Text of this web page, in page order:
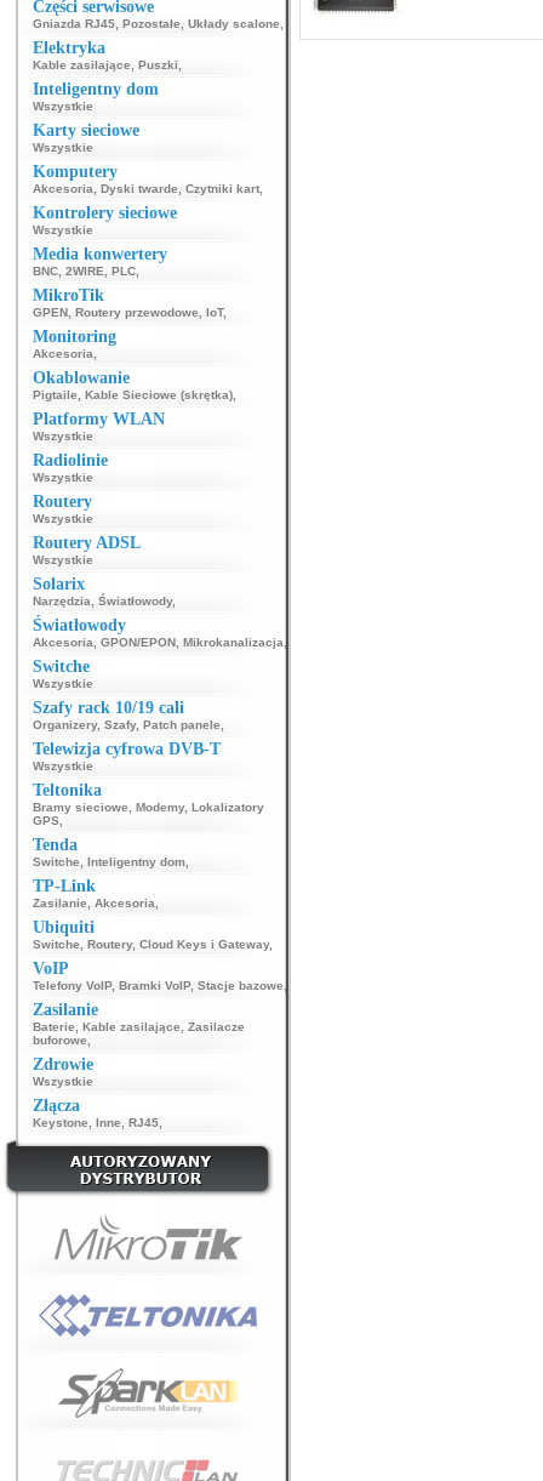
Części serwisowe
Gniazda RJ45 Pozostałe Układy scalone
Elektryka
Kable zasilające Puszki
Inteligentny dom
Wszystkie
Karty sieciowe
Wszystkie
Komputery
Akcesoria Dyski twarde Czytniki kart
Kontrolery sieciowe
Wszystkie
Media konwertery
BNC 2WIRE PLC
MikroTik
GPEN Routery przewodowe IoT,
Monitoring
Akcesoria
Okablowanie
Pigtaile Kable Sieciowe (skrętka)
Platformy WLAN
Wszystkie
Radiolinie
Wszystkie
Routery
Wszystkie
Routery ADSL
Wszystkie
Solarix
Narzędzia Światłowody,
Światłowody
Akcesoria GPON/EPON Mikrokanalizacja
Switche
Wszystkie
Szafy rack 10/19 cali
Organizery, Szafy, Patch panele
Telewizja cyfrowa DVB-T
Wszystkie
Teltonika
Bramy sieciowe Modemy, Lokalizatory
GPS
Tenda
Switche Inteligentny dom
TP-Link
Zasilanie Akcesoria
Ubiquiti
Switche Routery, Cloud Keys i Gateway,
VoIP
Telefony VoIP, Bramki VoIP, Stacje bazowe
Zasilanie
Baterie Kable zasilające
Zasilacze
buforowe
Zdrowie
Wszystkie
Złącza
Keystone Inne RJ45